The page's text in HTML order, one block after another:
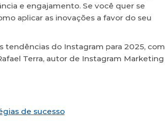
e engajamento. Se você quer se
aplicar as inovações a favor do seu
tendências do Instagram para 2025, com
Terra, autor de Instagram Marketing
de sucesso